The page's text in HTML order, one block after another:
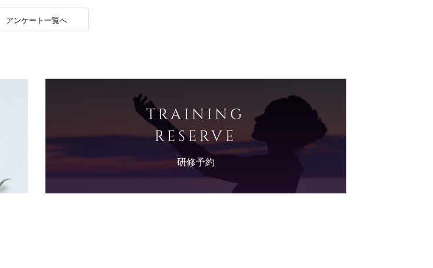
アンケート一覧へ
TRAINING
RESERVE
研修予約